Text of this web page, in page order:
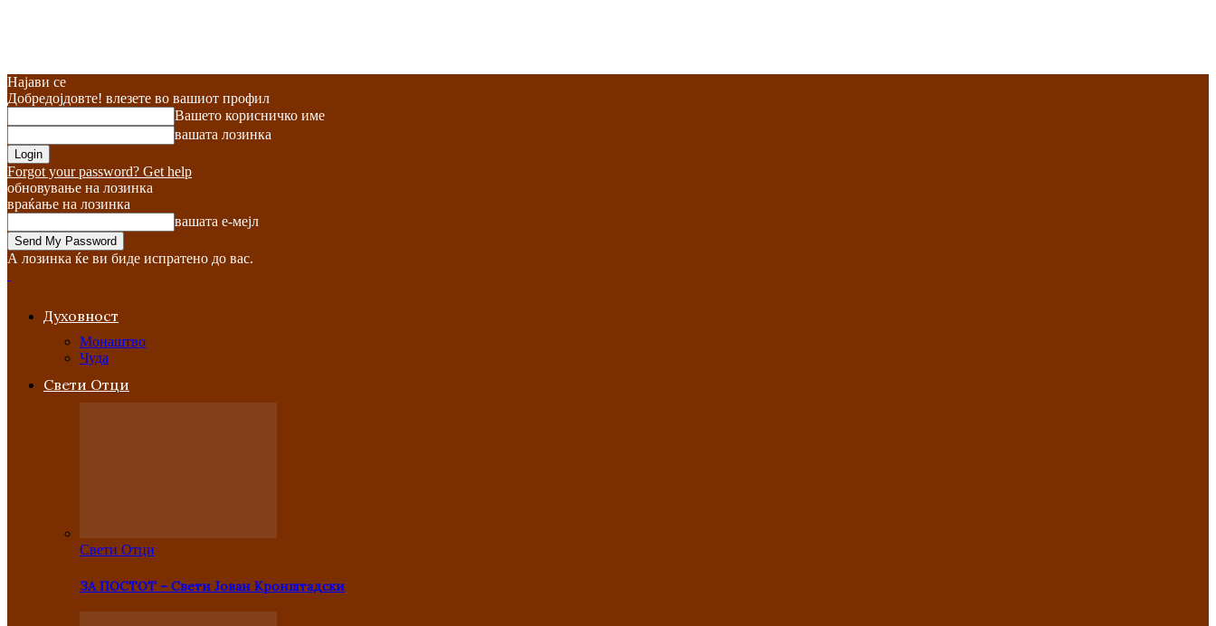
Најави се
Добредојдовте! влезете во вашиот профил
Вашето корисничко име
вашата лозинка
Forgot your password? Get help
обновување на лозинка
враќање на лозинка
вашата е-мејл
А лозинка ќе ви биде испратено до вас.
Духовност
Монаштво
Чуда
Свети Отци
Свети Отци
ЗА ПОСТОТ – Свети Јован Кронштадски